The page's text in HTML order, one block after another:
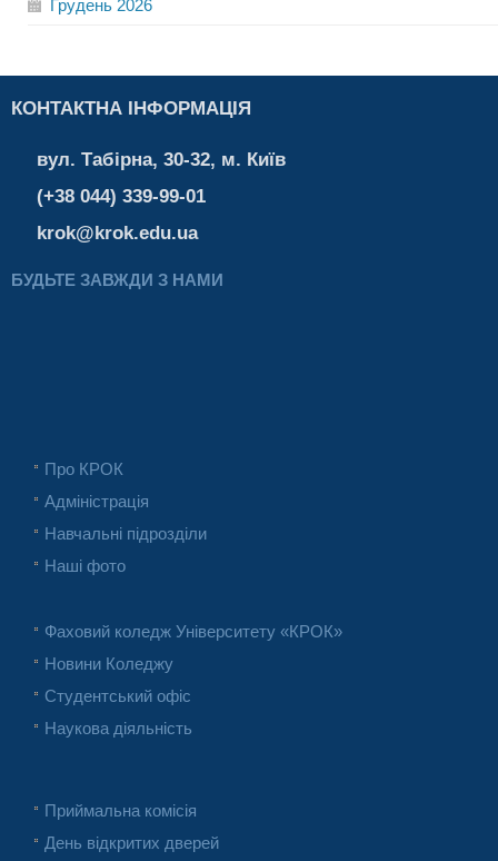
Грудень 2026
КОНТАКТНА ІНФОРМАЦІЯ
вул. Табірна, 30-32, м. Київ
(+38 044) 339-99-01
krok@krok.edu.ua
БУДЬТЕ ЗАВЖДИ З НАМИ
Про КРОК
Адміністрація
Навчальні підрозділи
Наші фото
Фаховий коледж Університету «КРОК»
Новини Коледжу
Студентський офіс
Наукова діяльність
Приймальна комісія
День відкритих дверей